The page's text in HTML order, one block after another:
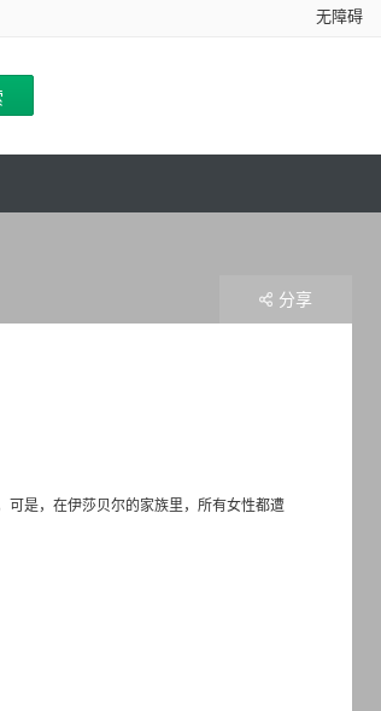
无障碍
可是，在伊莎贝尔的家族里，所有女性都遭
分享